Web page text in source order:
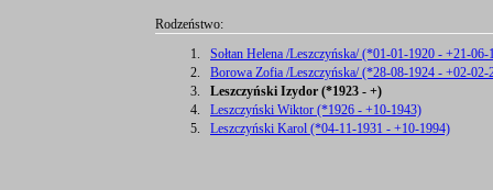
Rodzeństwo:
1.
Sołtan Helena /Leszczyńska/ (*01-01-1920 - +21-06-
2.
Borowa Zofia /Leszczyńska/ (*28-08-1924 - +02-02-
3.
Leszczyński Izydor (*1923 - +)
4.
Leszczyński Wiktor (*1926 - +10-1943)
5.
Leszczyński Karol (*04-11-1931 - +10-1994)